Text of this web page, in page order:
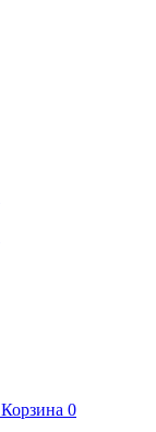
Корзина 0